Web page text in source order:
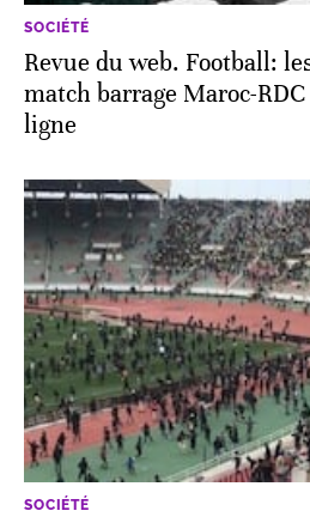
SOCIÉTÉ
Revue du web. Football:
match barrage Maroc-
ligne
SOCIÉTÉ